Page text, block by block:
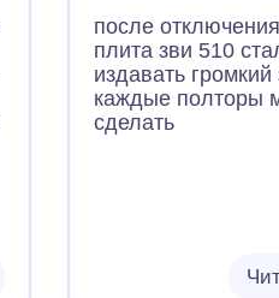
после
плита зви 510
издавать громкий
каждые полторы
сделать